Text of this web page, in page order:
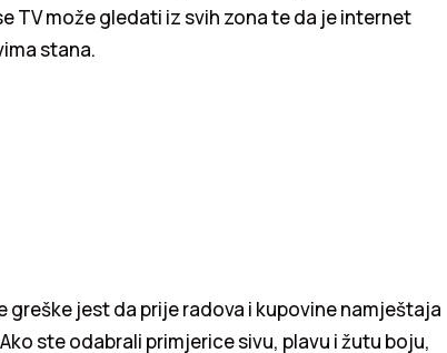
TV može gledati iz svih zona te da je internet
stana.
jest da prije radova i kupovine namještaja
ste odabrali primjerice sivu, plavu i žutu boju,